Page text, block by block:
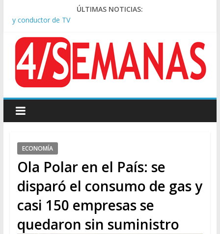
ÚLTIMAS NOTICIAS:
Pesar por la muerte de Leandro Rud, histórico representante
y conductor de TV
apuntó: “Vino un poco endiablada”
Causa AFA: el juez Amarante calificó de “ficción judicial” el
traslado del expediente a Campana
A pocas cuadras de La Bombonera chocaron un tren y un
colectivo: siete heridos
sindicatos y organizaciones sociales
ECONOMÍA
Ola Polar en el País: se
disparó el consumo de gas y
casi 150 empresas se
quedaron sin suministro